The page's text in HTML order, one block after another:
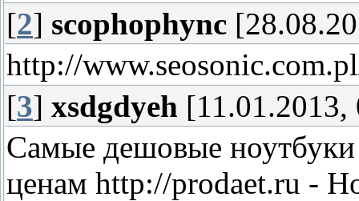
[2] scophophync
http://
[3] xsdgdyeh [11.01.2013,
Самые дешовые
ценам http://prodaet.ru -